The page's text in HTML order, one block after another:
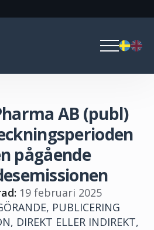
AB (publ)
pågående
19 februari 2025
PUBLICERING
DIREKT ELLER INDIREKT,